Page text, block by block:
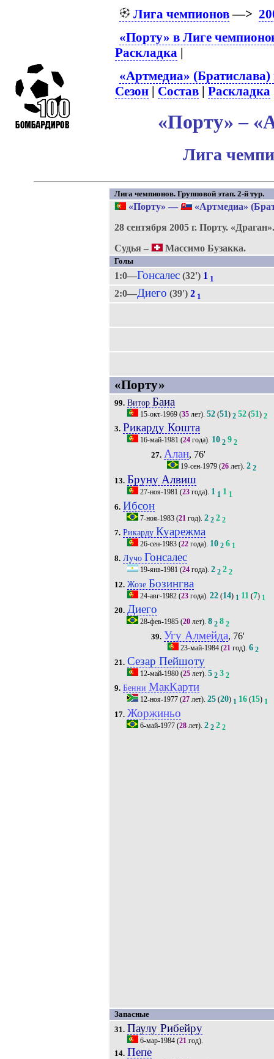
Лига чемпионов—>
«Порту» в Лиге
Раскладка |
«Артмедиа»
Сезон | Состав |Раскладка
«Порту» –
Лига
Лига чемпионов. Групповой этап. 2-й тур.
«Порту» —
«Артмедиа»
28 сентября 2005 г. Порту.
Судья –
Массимо Бузакка.
Голы
1:0—Гонсалес(32') 1 1
2:0—Диего (39') 2 1
«Порту»
99. Витор Баиа
15-окт-1969(35лет). 52(51) 2 52(51) 2
3. Рикарду Кошта
16-май-1981 (24года). 10 2 9 2
27. Алан, 76'
19-сен-1979 (26 лет).2 2
13. Бруну Алвиш
27-ноя-1981 (23года). 1 1 1 1
6. Ибсон
7-ноя-1983(21 год). 2 2 2 2
7. Рикарду Куарежма
26-сен-1983(22года). 10 2 6 1
8. Лучо Гонсалес
19-янв-1981 (24года). 2 2 2 2
12. Жозе Бозингва
24-авг-1982(23года). 22(14) 1 11 (7) 1
20. Диего
28-фев-1985(20лет). 8 2 8 2
39. Угу Алмейда, 76'
23-май-1984 (21 год).6 2
21. Сезар Пейшоту
12-май-1980(25лет). 5 2 3 2
9. Бенни МакКарти
12-ноя-1977(27лет). 25(20) 1 16(15) 1
17. Жоржиньо
6-май-1977(28лет). 2 2 2 2
Запасные
31. Паулу Рибейру
6-мар-1984(21год).
14. Пепе